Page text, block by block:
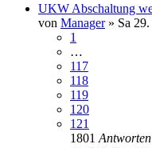
UKW Abschaltung
von Manager» Sa
1
…
117
118
119
120
121
1801 Antworten